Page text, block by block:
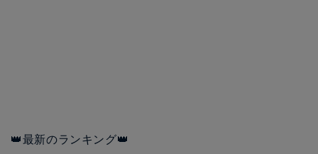
👑最新のランキング👑